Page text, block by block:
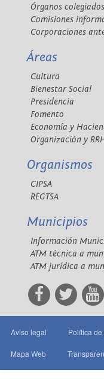
Órganos colegiados
Comisiones
Corporaciones
Áreas
Cultura
Bienestar Social
Presidencia
Fomento
Economía y
Organización y
Organismos
CIPSA
REGTSA
Municipios
Información
ATM técnica a
ATM jurídica a
Aviso legal Política
Mapa Web